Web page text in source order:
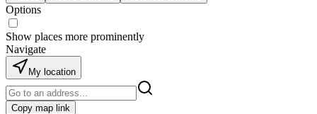
Options
Show places more prominently
Navigate
My location
Copy map link